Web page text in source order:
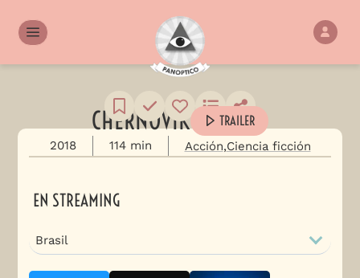
CHERNOVIK TRAILER
2018 114 min Acción Ciencia ficción
EN STREAMING
Brasil